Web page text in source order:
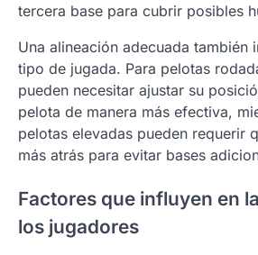
tercera base para cubrir posibles
Una alineación adecuada también
tipo de jugada. Para pelotas
pueden necesitar ajustar su
pelota de manera más efectiva,
pelotas elevadas pueden requerir
más atrás para evitar bases
Factores que influyen en
los jugadores